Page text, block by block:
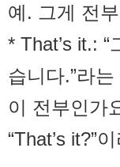
예. 그게 전
* That’s it.: “
습니다.”라
이 전부인가
“That’s it?”